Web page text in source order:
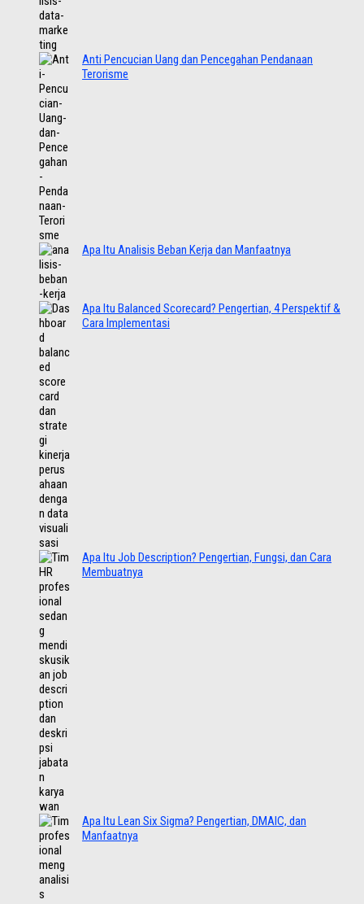
Anti Pencucian Uang dan Pencegahan Pendanaan
Terorisme
Apa Itu Analisis Beban Kerja dan Manfaatnya
Apa Itu Balanced Scorecard? Pengertian, 4 Perspektif &
Cara Implementasi
Apa Itu Job Description? Pengertian, Fungsi, dan Cara
Membuatnya
Apa Itu Lean Six Sigma? Pengertian, DMAIC, dan
Manfaatnya